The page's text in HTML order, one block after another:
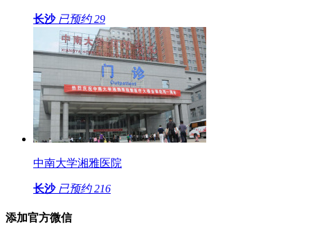
长沙 已预约 29
中南大学湘雅医院
长沙 已预约 216
添加官方微信